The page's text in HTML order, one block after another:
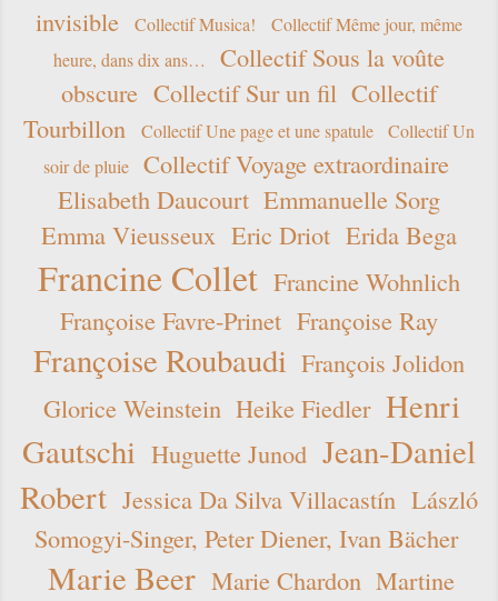
invisible
Collectif Musica!
Collectif Même jour, même
heure, dans dix ans…
Collectif Sous la voûte
obscure Collectif Sur un fil Collectif
Tourbillon
Collectif Une page et une spatule
Collectif Un
soir de pluie
Collectif Voyage extraordinaire
Elisabeth Daucourt Emmanuelle Sorg
Emma Vieusseux Eric Driot Erida Bega
Francine Collet Francine Wohnlich
Françoise Favre-Prinet Françoise Ray
Françoise Roubaudi François Jolidon
Glorice Weinstein Heike Fiedler Henri
Gautschi Huguette Junod Jean-Daniel
Robert Jessica Da Silva Villacastín László
Somogyi-Singer, Peter Diener, Ivan Bächer
Marie Beer Marie Chardon Martine